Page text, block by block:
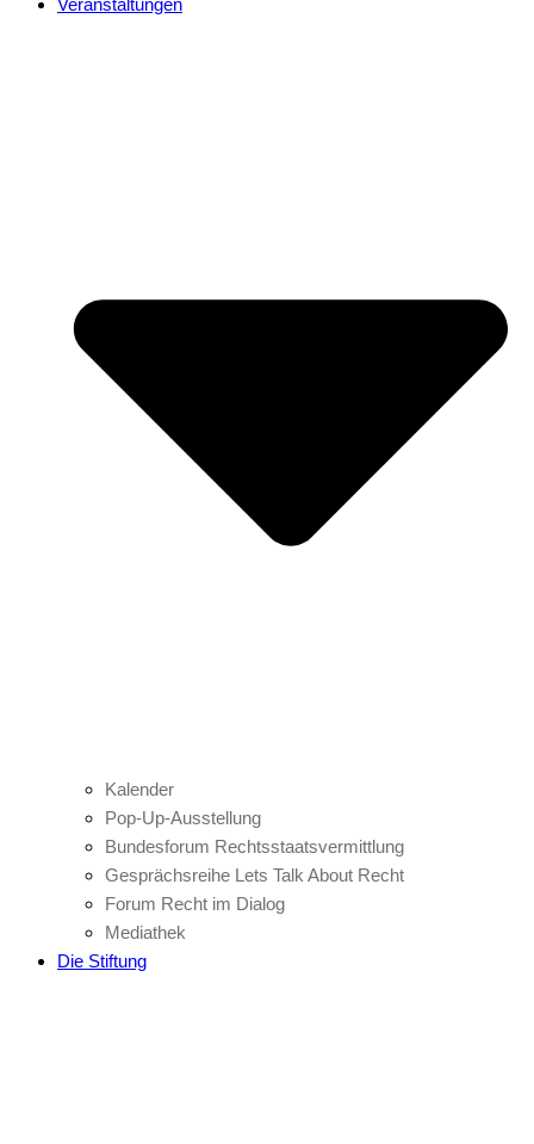
Veranstaltungen
Kalender
Pop-Up-Ausstellung
Bundesforum Rechtsstaatsvermittlung
Gesprächsreihe Lets Talk About Recht
Forum Recht im Dialog
Mediathek
Die Stiftung